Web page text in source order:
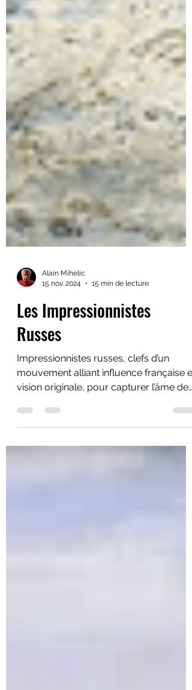
15 nov. 2024
15 min de lecture
Les Impressionnistes
Russes
Impressionnistes russes, clefs d’un
vision originale, pour capturer l’âme des
paysages et des êtres